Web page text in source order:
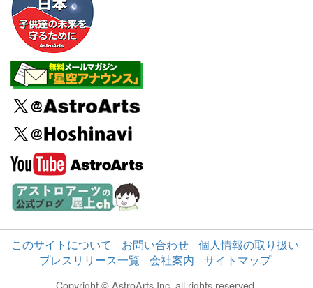
このサイトについて お問い合わせ
個人情報の取り扱い
プレスリリース一覧
会社案内 サイトマップ
Copyright © AstroArts Inc. all rights reserved.